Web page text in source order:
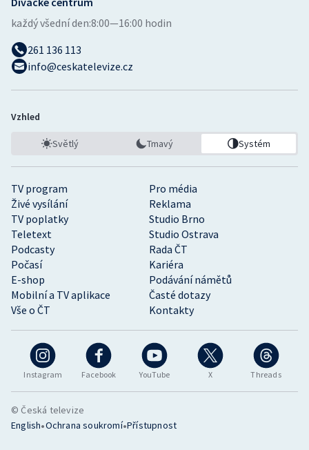
Ostatní
Instagram Facebook YouTube X Threads
TV program
Pro média
Živé vysílání
Reklama
TV poplatky
Studio Brno
Teletext
Studio Ostrava
Podcasty
Rada ČT
Počasí
Kariéra
E-shop
Podávání námětů
Mobilní a TV aplikace
Časté dotazy
Vše o ČT
Kontakty
každý všední den:8:00—16:00 hodin
261 136 113
info@ceskatelevize.cz
Vzhled
Světlý Tmavý Systém
© Česká televize
English•Ochrana soukromí•Přístupnost